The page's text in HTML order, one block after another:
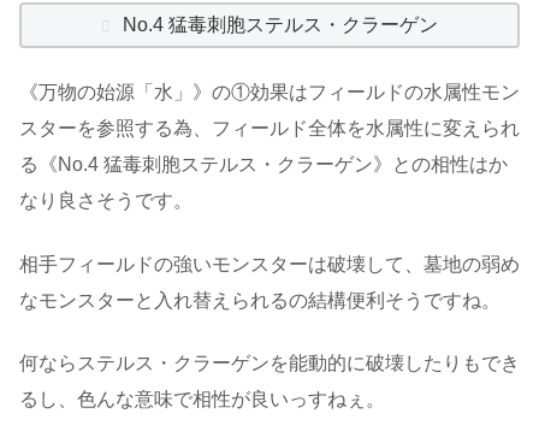
No.4 猛毒刺胞ステルス・クラーゲン
《万物の始源「水」》の①効果はフィールドの水属性モン
スターを参照する為、フィールド全体を水属性に変えられ
る《No.4 猛毒刺胞ステルス・クラーゲン》との相性はか
なり良さそうです。
相手フィールドの強いモンスターは破壊して、墓地の弱め
なモンスターと入れ替えられるの結構便利そうですね。
何ならステルス・クラーゲンを能動的に破壊したりもでき
るし、色んな意味で相性が良いっすねぇ。